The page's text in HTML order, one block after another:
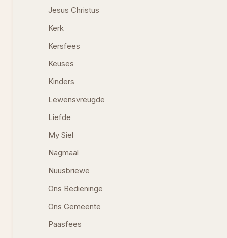
Jesus Christus
Kerk
Kersfees
Keuses
Kinders
Lewensvreugde
Liefde
My Siel
Nagmaal
Nuusbriewe
Ons Bedieninge
Ons Gemeente
Paasfees